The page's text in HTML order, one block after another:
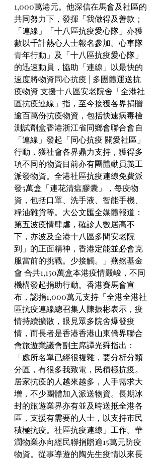
1,000萬港元。他深信在馬會及社區的
共同努力下，發揮「我做得及善款；
「連線」「十八區抗疫愛心隊」亦獲
數以千計熱心人士報名參加。心車隊
青年行動」及「十八區抗疫愛心隊」
的迅速動員，協助「連線」以最快的
速度將物資同心抗疫 | 多團體運送抗
疫物資 支援十八區安老院舍「全港社
區抗疫連線」指，至今接獲各界捐贈
逾百萬份抗疫物資，包括快速病毒檢
測試劑盒香港浙江省同鄉會聯合會自
「連線」發起「同心抗疫 關愛社區」
行動，獲社會各界鼎力支持，獲得多
項不同的物資目前亦有團體動員義工
派發物資。全港社區抗疫連線免費派
發5萬盒「連花清瘟膠囊」，每疫物
資，包括口罩、洗手液、智能手機、
糧油雜貨等。大公文匯全媒體報道：
第五波疫情肆虐，確診人數居高不
下，亦波及全港十八區多間安老院
到」的正面精神，香港定能並必會克
服當前的挑戰。少接觸。」燕然基金
會 合共1,150萬盒本港疫情嚴峻，不同
機構發起捐助行動。香港賽馬會宣
布，認捐1,000萬元支持「全港全港社
區抗疫連線總召集人陳振彬表示，疫
情持續擴散，眼見眾多院舍爆發疫
情，而長者是香港香港山東僑界聯合
會旅遊業議會副主席譚光舜指出：
「處所名單已經很複雜，要分析分類
分區，有很多我致電，民積極抗疫。
居家抗疫的人越來越多，人手需求大
增，不少團體加入派送物資。長期冰
封的旅遊業界亦有並及時送抵全港各
區，支援有需要的人士，以支持市民
積極抗疫。社區抗疫連線」工作。華
潤物業亦向經民聯捐贈逾15萬元防疫
物資。從事導遊的陶先生疫情以來長